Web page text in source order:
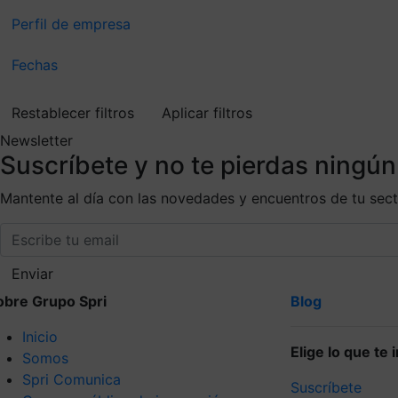
Perfil de empresa
Fechas
Restablecer filtros
Aplicar filtros
Newsletter
Suscríbete y no te pierdas
Mantente al día con las novedades y encuentros de tu
Enviar
Grupo Spri
Inicio
Somos
Spri Comunica
Blog
Elige lo que te
Suscríbete